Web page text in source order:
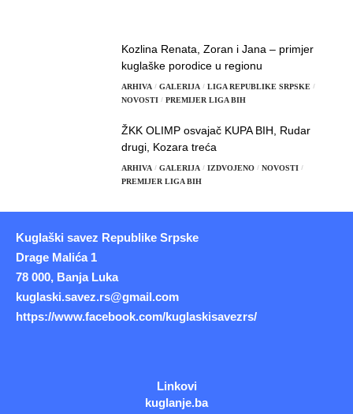
Kozlina Renata, Zoran i Jana – primjer
kuglaške porodice u regionu
ARHIVA GALERIJA
LIGA REPUBLIKE SRPSKE
NOVOSTI
PREMIJER LIGA BIH
ŽKK OLIMP osvajač KUPA BIH, Rudar
drugi, Kozara treća
ARHIVA GALERIJA IZDVOJENO
NOVOSTI
PREMIJER LIGA BIH
Kuglaški savez Republike Srpske
Drage Malića 1
78 000, Banja Luka
kuglaski.savez.rs@gmail.com
https://www.facebook.com/kuglaskisavezrs/
Linkovi
kuglanje.ba